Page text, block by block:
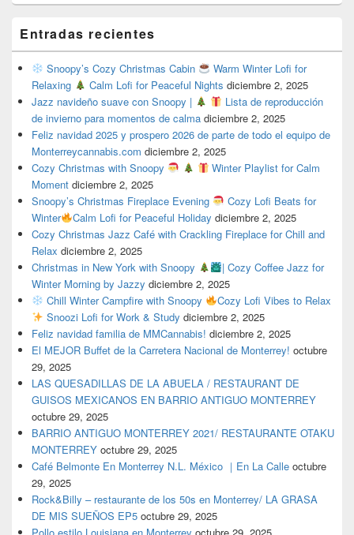
Entradas recientes
Snoopy’s Cozy Christmas Cabin
Warm Winter Lofi for
Relaxing
Calm Lofi for Peaceful Nights diciembre 2, 2025
Jazz navideño suave con Snoopy |
Lista de reproducción
de invierno para momentos de calma diciembre 2, 2025
Feliz navidad 2025 y prospero 2026 de parte de todo el equipo de
Monterreycannabis.com diciembre 2, 2025
Cozy Christmas with Snoopy
Winter Playlist for Calm
Moment diciembre 2, 2025
Snoopy’s Christmas Fireplace Evening
Cozy Lofi Beats for
Winter
Calm Lofi for Peaceful Holiday diciembre 2, 2025
Cozy Christmas Jazz Café with Crackling Fireplace for Chill and
Relax diciembre 2, 2025
Christmas in New York with Snoopy
| Cozy Coffee Jazz for
Winter Morning by Jazzy diciembre 2, 2025
Chill Winter Campfire with Snoopy
Cozy Lofi Vibes to Relax
Snoozi Lofi for Work & Study diciembre 2, 2025
Feliz navidad familia de MMCannabis! diciembre 2, 2025
El MEJOR Buffet de la Carretera Nacional de Monterrey! octubre
29, 2025
LAS QUESADILLAS DE LA ABUELA / RESTAURANT DE
GUISOS MEXICANOS EN BARRIO ANTIGUO MONTERREY
octubre 29, 2025
BARRIO ANTIGUO MONTERREY 2021/ RESTAURANTE OTAKU
MONTERREY octubre 29, 2025
Café Belmonte En Monterrey N.L. México ｜En La Calle octubre
29, 2025
Rock&Billy – restaurante de los 50s en Monterrey/ LA GRASA
DE MIS SUEÑOS EP5 octubre 29, 2025
Pollo estilo Louisiana en Monterrey octubre 29, 2025